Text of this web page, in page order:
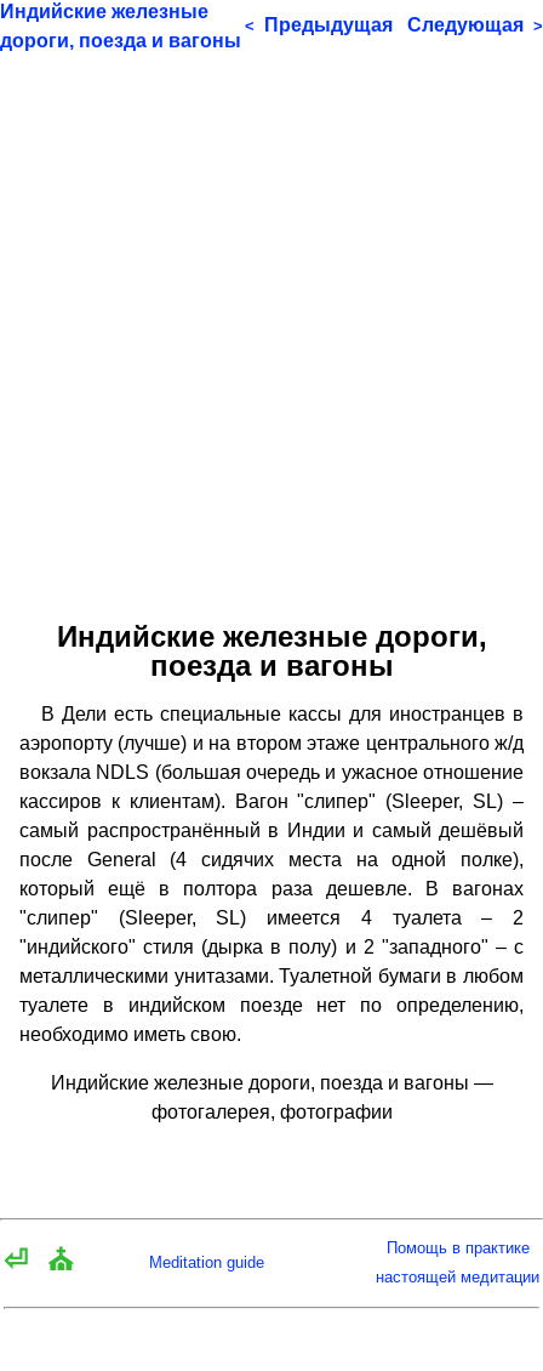
Индийские железные
дороги, поезда и вагоны
< Предыдущая Следующая >
Индийские железные дороги,
поезда и вагоны
В Дели есть специальные кассы для иностранцев в
аэропорту (лучше) и на втором этаже центрального ж/д
вокзала NDLS (большая очередь и ужасное отношение
кассиров к клиентам). Вагон "слипер" (Sleeper, SL) –
самый распространённый в Индии и самый дешёвый
после General (4 сидячих места на одной полке),
который ещё в полтора раза дешевле. В вагонах
"слипер" (Sleeper, SL) имеется 4 туалета – 2
"индийского" стиля (дырка в полу) и 2 "западного" – с
металлическими унитазами. Туалетной бумаги в любом
туалете в индийском поезде нет по определению,
необходимо иметь свою.
Индийские железные дороги, поезда и вагоны —
фотогалерея, фотографии
⏎ ⛪ Meditation guide
Помощь в практике
настоящей медитации